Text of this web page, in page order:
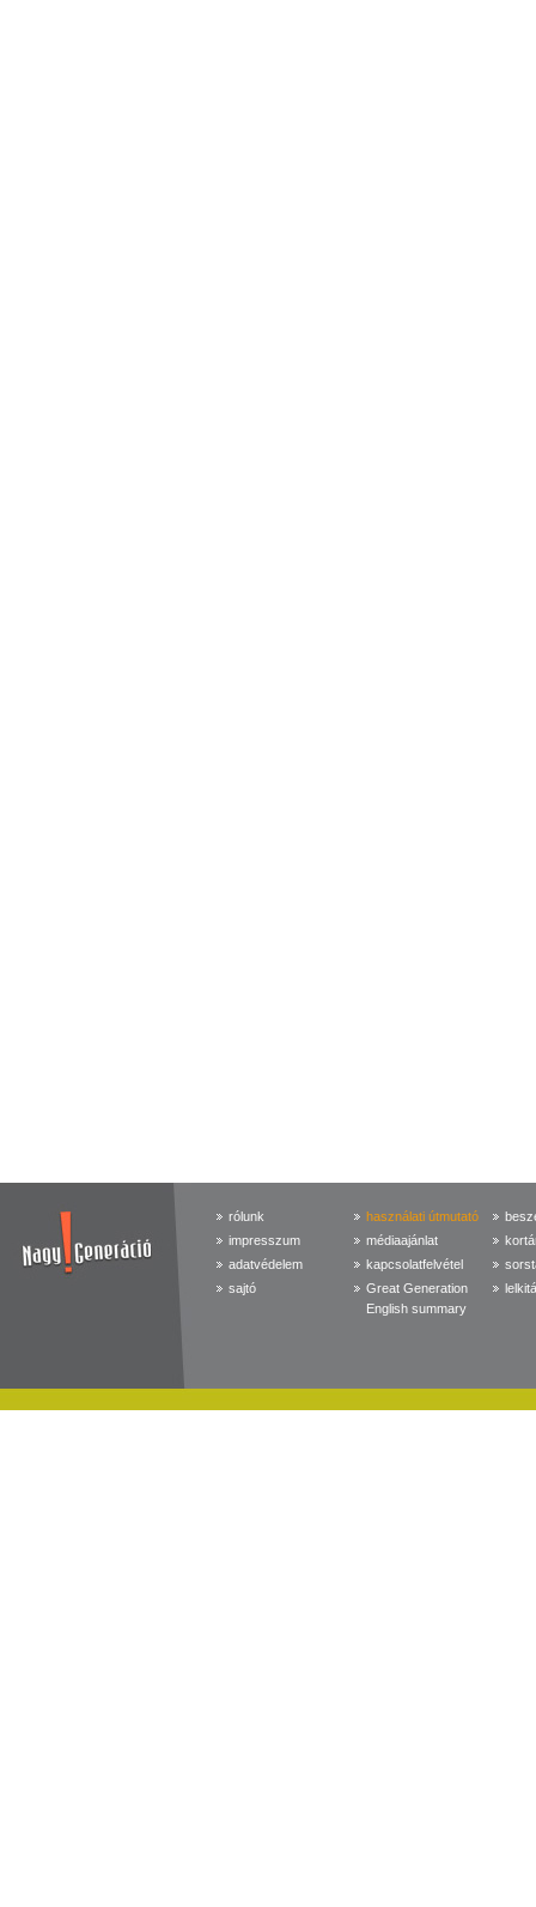
rólunk
impresszum
adatvédelem
sajtó
használati útmutató
médiaajánlat
kapcsolatfelvétel
Great Generation
English summary